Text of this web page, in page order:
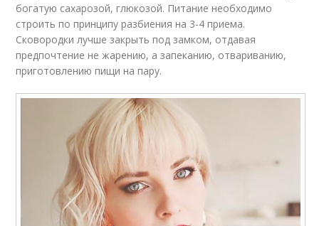
богатую сахарозой, глюкозой. Питание необходимо
строить по принципу разбиения на 3-4 приема.
Сковородки лучше закрыть под замком, отдавая
предпочтение не жарению, а запеканию, отвариванию,
приготовлению пищи на пару.